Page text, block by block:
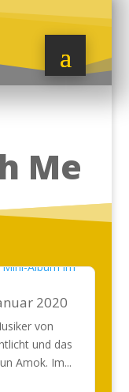
Me
2020
von
und das
Amok. Im...